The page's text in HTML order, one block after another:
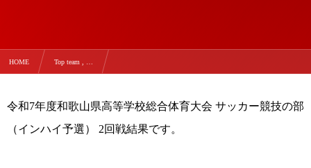
HOME Top team , …
令和7年度和歌山県高等学校総合体育大会 サッカー競技の部
（インハイ予選） 2回戦結果です。